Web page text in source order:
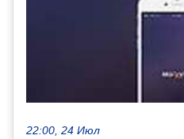
22:00, 24 Июл